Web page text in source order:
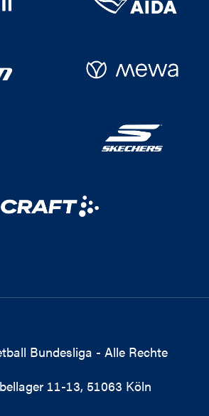
Bundesliga - Alle Rechte
11-13, 51063 Köln